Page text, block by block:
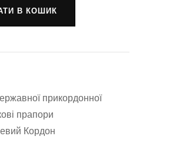
В КОШИК
прикордонної
прапори
Кордон